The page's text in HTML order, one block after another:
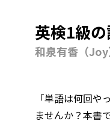
英検1級の
和泉有香（Joy
「単語は何回
ませんか？本書